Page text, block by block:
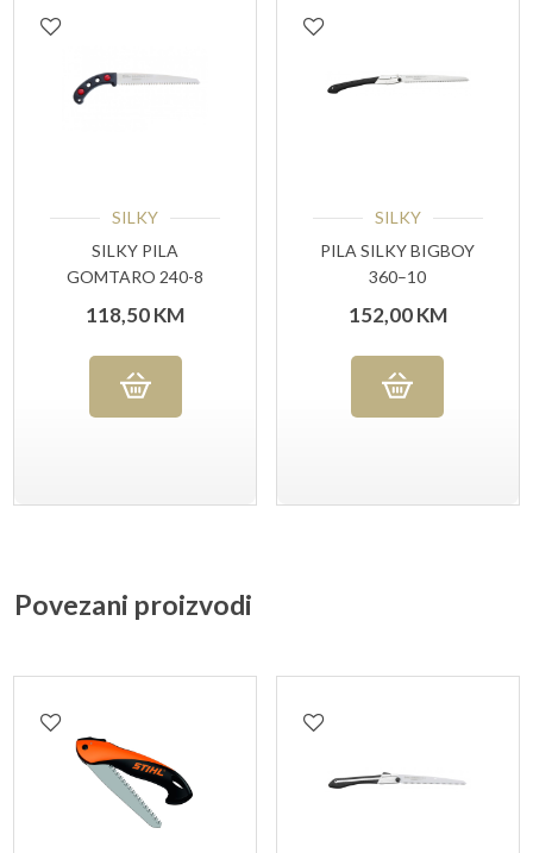
SILKY
SILKY PILA
GOMTARO 240-8
118,50KM
SILKY
PILA SILKY BIGBOY
360–10
152,00KM
Povezani proizvodi